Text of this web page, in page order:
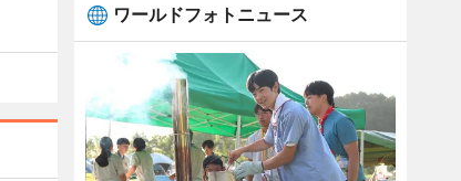
ワールドフォトニュース